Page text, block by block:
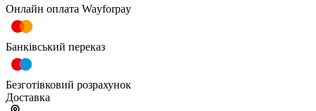
Онлайн оплата Wayforpay
Банківський переказ
Безготівковий розрахунок
Доставка